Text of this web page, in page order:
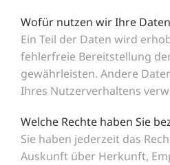
Wofür nutzen wir Ihre
Ein Teil der Daten wird
fehlerfreie Bereitstellung
gewährleisten. Andere
Ihres Nutzerverhaltens
Welche Rechte haben Sie
Sie haben jederzeit das
Auskunft über Herkunft,